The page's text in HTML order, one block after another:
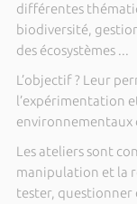
différentes
biodiversité,
des écosystèmes ...
L’objectif ? Leur
l’expérimentation
environnementaux
Les ateliers sont
manipulation et la
tester, questionner